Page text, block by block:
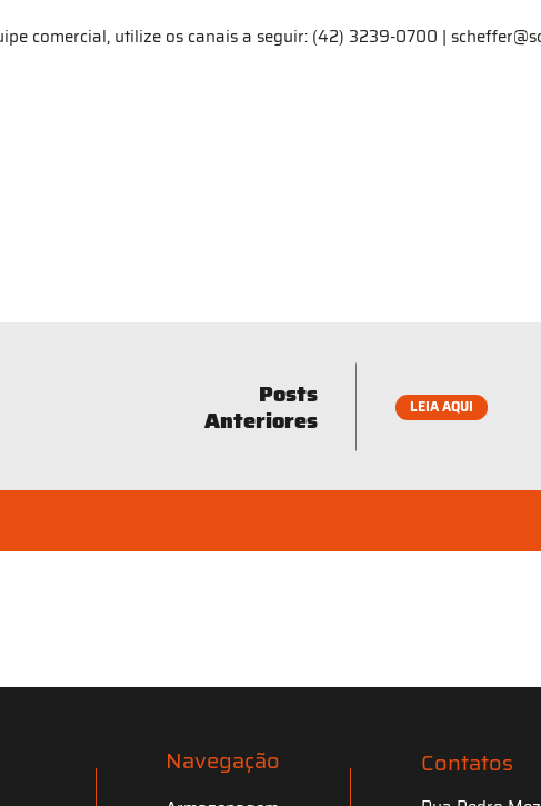
comercial, utilize os canais a seguir: (42) 3239-0700 |
Posts
Anteriores LEIA AQUI
Navegação Contatos